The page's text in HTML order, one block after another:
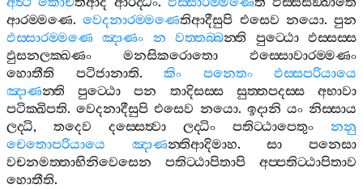
ආරම‍්මණෙ.වෙදනාරම‍්මණෙතිආදීසුපි එසෙව නයො. පුන
ඵස‍්සාරම‍්මණෙ
ඤාණං න වත‍්තබ‍්බන‍්ති පුට‍්ඨො
ඵස‍්සස‍්ස
ඵුසනලක‍්ඛණං
මනසිකරොතො
ඵස‍්සොවාරම‍්මණං
හොතීති
පටිජානාති. කිං පනෙතං
ඵස‍්සපරියායෙ
ඤාණන‍්ති පුට‍්ඨො පන තාදිසස‍්ස සුත‍්තපදස‍්ස
අභාවා
පටික‍්ඛිපති.වෙදනාදීසුපි එසෙව නයො. ඉදානි යං නිස‍්සාය
ලද‍්ධි, තදෙව දස‍්සෙත්‍වා ලද‍්ධිං පතිට‍්ඨාපෙතුං
නනු
චෙතොපරියායෙ
ඤාණන‍්තිආදිමාහ.සා
පනෙසා
වචනමත‍්තාභිනිවෙසෙන
පතිට‍්ඨාපිතාපි
අප‍්පතිට‍්ඨාපිතාව
හොතීති.